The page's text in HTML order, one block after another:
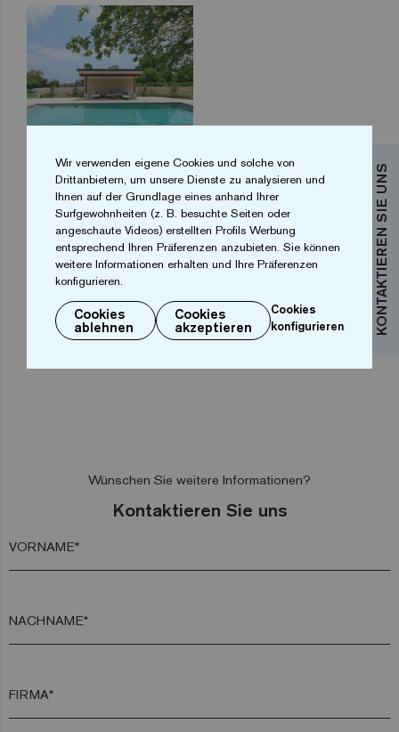
KONTAKTIEREN SIE UNS
Wünschen Sie weitere Informationen?
Kontaktieren Sie uns
VORNAME*
NACHNAME*
FIRMA*
Wir verwenden eigene Cookies und solche von
Drittanbietern, um unsere Dienste zu analysieren und
Ihnen auf der Grundlage eines anhand Ihrer
Surfgewohnheiten (z. B. besuchte Seiten oder
angeschaute Videos) erstellten Profils Werbung
entsprechend Ihren Präferenzen anzubieten. Sie können
weitere Informationen erhalten und Ihre Präferenzen
konfigurieren.
Cookies
ablehnen
Cookies
akzeptieren
Cookies
konfigurieren